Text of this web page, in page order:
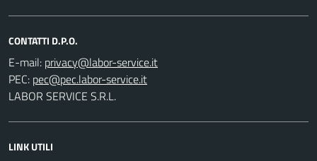
CONTATTI D.P.O.
E-mail:
PEC:
LABOR SERVICE S.R.L.
LINK UTILI